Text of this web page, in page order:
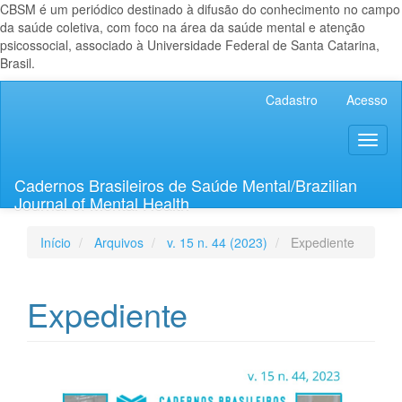
CBSM é um periódico destinado à difusão do conhecimento no campo
da saúde coletiva, com foco na área da saúde mental e atenção
psicossocial, associado à Universidade Federal de Santa Catarina,
Brasil.
Lateral
Cadastro Acesso
Cadernos Brasileiros de Saúde Mental/Brazilian
Journal of Mental Health
Início Arquivos v. 15 n. 44 (2023) Expediente
Expediente